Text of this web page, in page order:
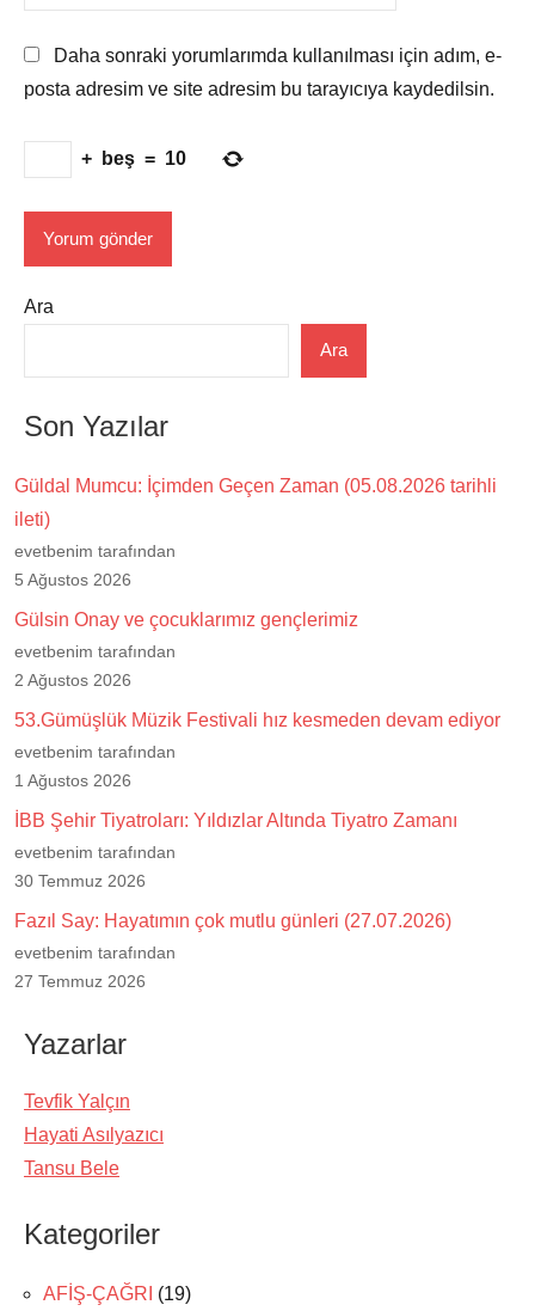
Daha sonraki yorumlarımda kullanılması için adım, e-
posta adresim ve site adresim bu tarayıcıya kaydedilsin.
+ beş = 10
Ara
Ara
Son Yazılar
Güldal Mumcu: İçimden Geçen Zaman (05.08.2026 tarihli
ileti)
evetbenim tarafından
5 Ağustos 2026
Gülsin Onay ve çocuklarımız gençlerimiz
evetbenim tarafından
2 Ağustos 2026
53.Gümüşlük Müzik Festivali hız kesmeden devam ediyor
evetbenim tarafından
1 Ağustos 2026
İBB Şehir Tiyatroları: Yıldızlar Altında Tiyatro Zamanı
evetbenim tarafından
30 Temmuz 2026
Fazıl Say: Hayatımın çok mutlu günleri (27.07.2026)
evetbenim tarafından
27 Temmuz 2026
Yazarlar
Tevfik Yalçın
Hayati Asılyazıcı
Tansu Bele
Kategoriler
AFİŞ-ÇAĞRI (19)